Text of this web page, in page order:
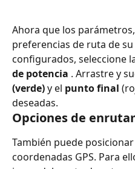
Ahora que los
preferencias de ruta de
configurados, seleccione
de potencia . Arrastre y
(verde) y el punto final
deseadas.
Opciones de
También puede
coordenadas GPS. Para